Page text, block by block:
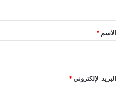
الاسم *
البريد الإلكتروني*